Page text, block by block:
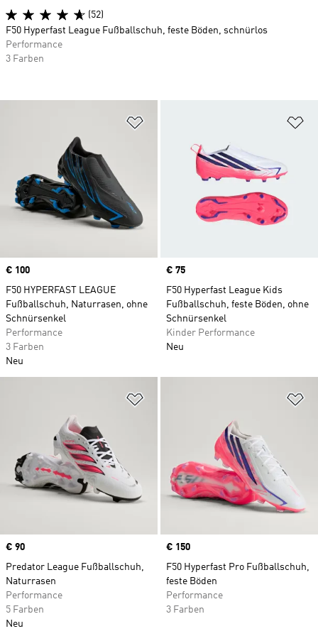
Price
€ 100
F50 HYPERFAST LEAGUE
Fußballschuh, Naturrasen, ohne
Schnürsenkel
Performance
3 Farben
Neu
Price
€ 75
F50 Hyperfast League Kids
Fußballschuh, feste Böden, ohne
Schnürsenkel
Kinder Performance
Neu
Zur Wunschliste hinzufügen
Price
€ 90
Predator League Fußballschuh,
Naturrasen
Performance
5 Farben
Neu
Price
€ 150
F50 Hyperfast Pro Fußballschuh,
feste Böden
Performance
3 Farben
(52)
F50 Hyperfast League Fußballschuh, feste Böden, schnürlos
Performance
3 Farben